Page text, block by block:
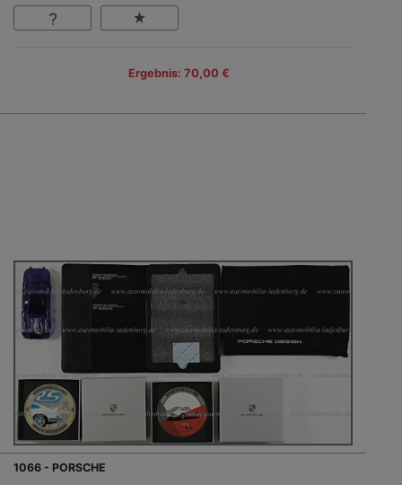
Ergebnis: 70,00 €
1066 - PORSCHE